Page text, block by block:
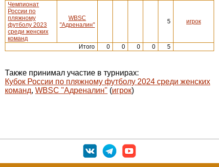
Чемпионат
России по
пляжному
футболу 2023
среди женских
команд
WBSC
"Адреналин"
5 игрок
Итого 0 0 0 0 5
Также принимал участие в турнирах:
Кубок России по пляжному футболу 2024 среди женских
команд, WBSC "Адреналин" (игрок)